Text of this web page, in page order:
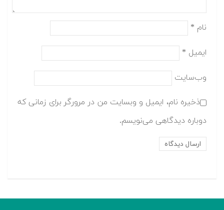
نام *
ایمیل *
وب‌سایت
ذخیره نام، ایمیل و وبسایت من در مرورگر برای زمانی که
دوباره دیدگاهی می‌نویسم.